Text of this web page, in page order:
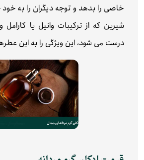
خاصی را بدهد و توجه دیگران را به
شیرین که از ترکیبات وانیل یا
درست می شود، این ویژگی را به این